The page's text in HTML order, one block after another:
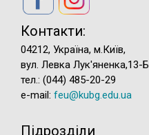
Контакти:
04212, Україна, м.Київ,
вул. Левка Лук'яненка,13-Б
тел.: (044) 485-20-29
e-mail: feu@kubg.edu.ua
Підрозділи